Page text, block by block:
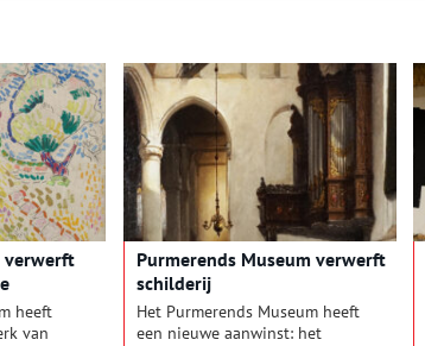
verwerft
heeft
van
Purmerends Museum verwerft
schilderij
Het Purmerends Museum heeft
een nieuwe aanwinst: het